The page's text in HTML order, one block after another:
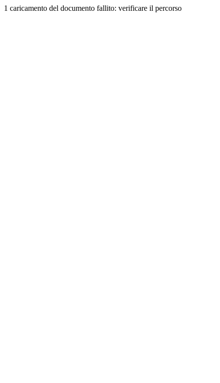
1 caricamento del documento fallito: verificare il percorso